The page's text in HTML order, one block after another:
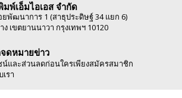
พ์เอ็มไอเอส จำกัด
ยพัฒนาการ 1 (สาธุประดิษฐ์ 34 แยก 6)
ง เขตยานนาวา กรุงเทพฯ 10120
ดหมายข่าว
และส่วนลดก่อนใครเพียงสมัครสมาชิก
รา